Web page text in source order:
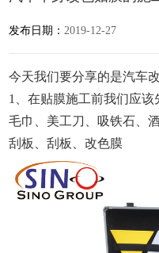
发布日期： 2019-12-27
今天我们要分享的是汽车
1、在贴膜施工前我们应
毛巾、美工刀、吸铁石、
刮板、刮板、改色膜